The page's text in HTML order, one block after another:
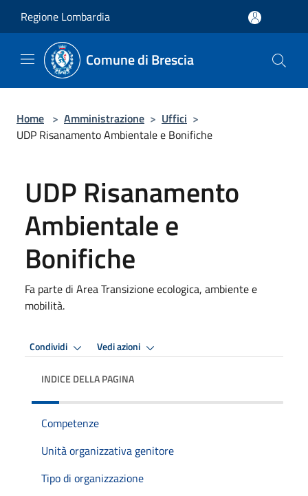
Regione Lombardia
Comune di Brescia
Home > Amministrazione > Uffici >
UDP Risanamento Ambientale e Bonifiche
UDP Risanamento
Ambientale e
Bonifiche
Fa parte di Area Transizione ecologica, ambiente e
mobilità.
Condividi Vedi azioni
INDICE DELLA PAGINA
Competenze
Unità organizzativa genitore
Tipo di organizzazione